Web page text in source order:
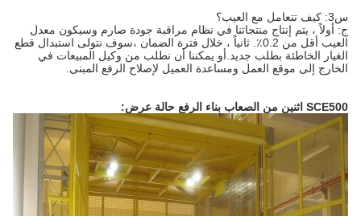
س3: كيف تتعامل مع العيب؟
ج: أولاً ، يتم إنتاج منتجاتنا في نظام مراقبة جودة صارم وسيكون معدل
العيب أقل من 0.2٪. ثانياً ، خلال فترة الضمان ،سوف نتولى استبدال قطع
الغيار الخاطئة بطلب جديد.أو يمكننا أن نطلب من وكيل المبيعات في
الخارج إلى موقع العمل ومساعدة العميل لإصلاح الرفع المبنى.
SCE500 اثنين من الصعاب بناء الرفع حالة عرض: